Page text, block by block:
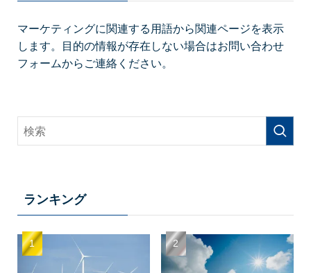
マーケティングに関連する用語から関連ページを表示
します。目的の情報が存在しない場合はお問い合わせ
フォームからご連絡ください。
ランキング